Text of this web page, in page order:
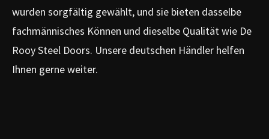
wurden sorgfältig gewählt, und sie bieten dasselbe
fachmännisches Können und dieselbe Qualität wie De
Rooy Steel Doors. Unsere deutschen Händler helfen
Ihnen gerne weiter.